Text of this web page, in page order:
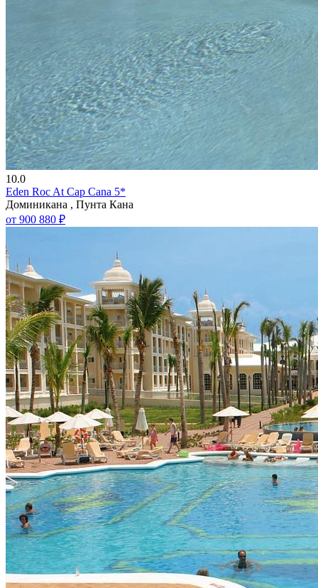
10.0
Eden Roc At Cap Cana 5*
Доминикана , Пунта Кана
от 900 880 ₽